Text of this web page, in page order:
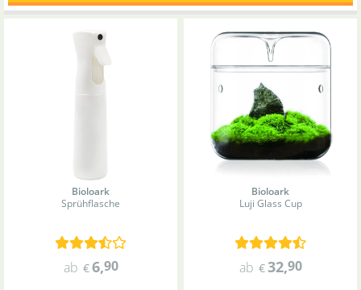
Bioloark
Sprühflasche
ab €6,90
Bioloark
Luji Glass Cup
ab €32,90